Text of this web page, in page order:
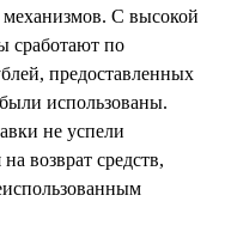
С высокой
сработают по
предоставленных
использованы.
не успели
возврат средств,